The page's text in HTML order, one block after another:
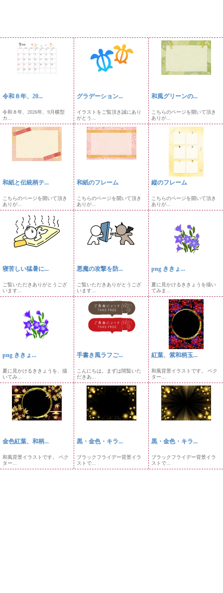
令和８年、20...
令和８年、2026年、9月横型
カ...
グラデーション...
イラストをご覧頂き誠にあり
がとう...
和風グリーンの...
こちらのページを開いて頂き
ありが...
和紙と伝統柄テ...
こちらのページを開いて頂き
ありが...
和紙のフレーム
こちらのページを開いて頂き
ありが...
縦のフレーム
こちらのページを開いて頂き
ありが...
寝苦しい猛暑に...
ご覧いただきありがとうござ
います...
悪魔の攻撃を防...
ご覧いただきありがとうござ
います...
png ききょ...
夏に見かけるききょうを描い
てみま...
png ききょ...
夏に見かけるききょうを、描
いてみ...
手書き風ラフご...
こんにちは。まずは閲覧いた
だきあ...
紅葉、紫和柄玉...
和風背景イラストです。 ベク
ター...
金色紅葉、和柄...
和風背景イラストです。 ベク
ター...
黒・金色・キラ...
ブラックフライデー背景イラ
ストで...
黒・金色・キラ...
ブラックフライデー背景イラ
ストで...